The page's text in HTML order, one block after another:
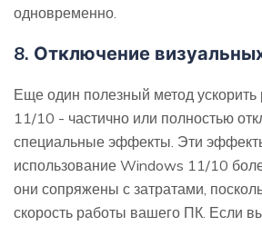
одновременно.
8. Отключение
Еще один полезный метод
11/10 - частично или полностью
специальные эффекты. Эти
использование Windows 11/10
они сопряжены с затратами,
скорость работы вашего ПК. Если